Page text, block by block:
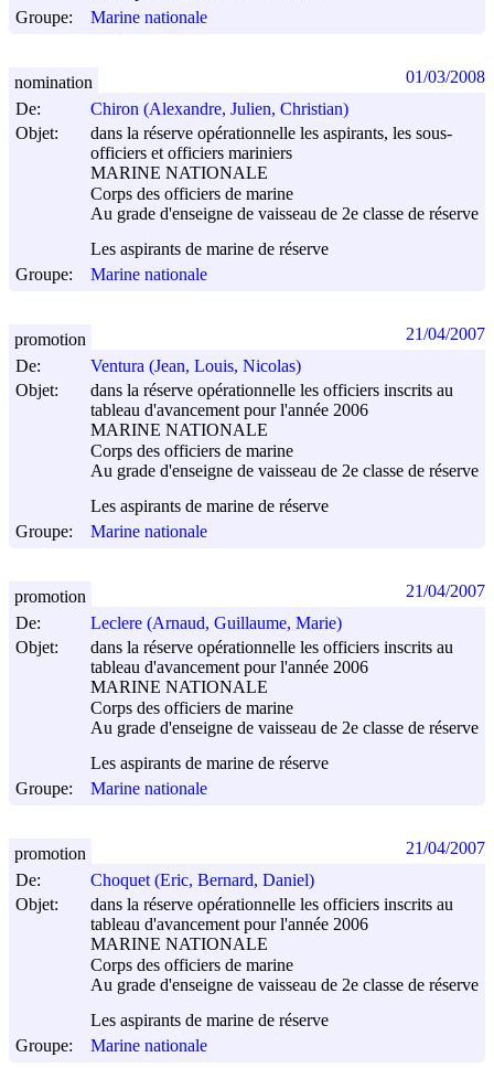
Groupe:
Marine nationale
De:
Chiron (Alexandre, Julien, Christian)
Objet:
dans la réserve opérationnelle les aspirants, les sous-
officiers et officiers mariniers
MARINE NATIONALE
Corps des officiers de marine
Au grade d'enseigne de vaisseau de 2e classe de réserve
Les aspirants de marine de réserve
Groupe:
Marine nationale
nomination 01/03/2008
De:
Ventura (Jean, Louis, Nicolas)
Objet:
dans la réserve opérationnelle les officiers inscrits au
tableau d'avancement pour l'année 2006
MARINE NATIONALE
Corps des officiers de marine
Au grade d'enseigne de vaisseau de 2e classe de réserve
Les aspirants de marine de réserve
Groupe:
Marine nationale
promotion 21/04/2007
De:
Leclere (Arnaud, Guillaume, Marie)
Objet:
dans la réserve opérationnelle les officiers inscrits au
tableau d'avancement pour l'année 2006
MARINE NATIONALE
Corps des officiers de marine
Au grade d'enseigne de vaisseau de 2e classe de réserve
Les aspirants de marine de réserve
Groupe:
Marine nationale
promotion 21/04/2007
De:
Choquet (Eric, Bernard, Daniel)
Objet:
dans la réserve opérationnelle les officiers inscrits au
tableau d'avancement pour l'année 2006
MARINE NATIONALE
Corps des officiers de marine
Au grade d'enseigne de vaisseau de 2e classe de réserve
Les aspirants de marine de réserve
Groupe:
Marine nationale
promotion 21/04/2007